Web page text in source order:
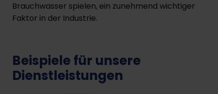
Brauchwasser spielen, ein zunehmend wichtiger
Faktor in der Industrie.
Beispiele für unsere
Dienstleistungen